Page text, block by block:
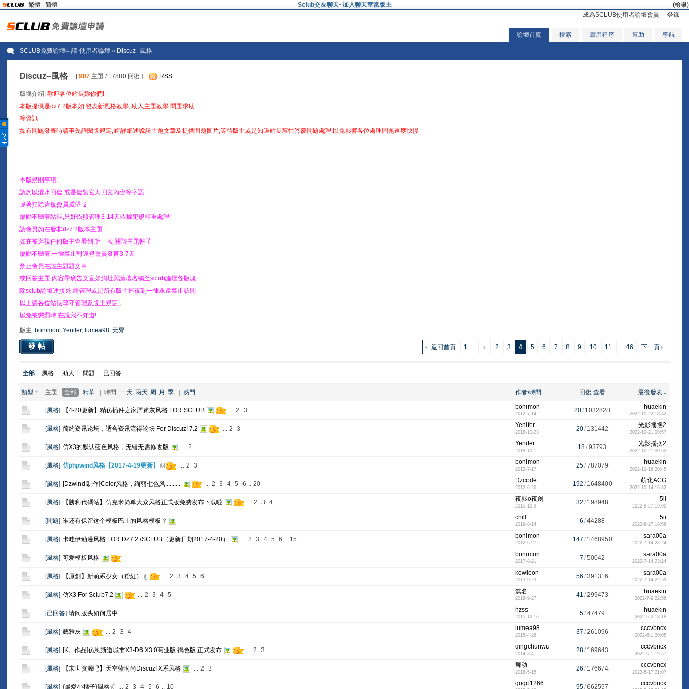
繁體 簡體 Sclub交友聊天~加入聊天室當版主
(檢舉)
成為SCLUB使用者論壇會員
登錄
論壇首頁 搜索 應用程序 幫助 導航
SCLUB免費論壇申請-使用者論壇 » Discuz--風格
Discuz--風格 [907 主題 / 17880 回復 ] RSS
版塊介紹:歡迎各位站長妳你們!
本版提供是dz7.2版本如:發表新風格教學,,助人主題教學.問題求助
等資訊
如有問題發表時請事先詳閱版規定,並'詳細述說該主題文章及提供問題圖片,等待版主或是知道站長幫忙答覆問題處理,以免影響各位處理問題速度快慢
本版規則事項:
請勿以灌水回復 或是復製它人回文內容等字語
違著扣除違規會員威望-2
屢勸不聽著站長,只好依照管理3-14天依據犯規輕重處理!
請會員勿在發非dz7.2版本主題
如在被巡視任何版主查看到,第一次,關該主題帖子
屢勸不聽著.一律禁止對違規會員發言3-7天
禁止會員在該主題題文章
或回答主題,內容帶廣告文宣如網址與論壇名稱至sclub論壇各版塊
除sclub論壇連接外,經管理或是所有版主巡視到一律永遠禁止訪問
以上請各位站長尊守管理及版主規定,。
以免被懲罰時,在說我不知道!
版主: bonimon,Yenifer, lumea98,无界
1 ... 2 3 4 5 6 7 8 9 10 11 ... 46 下一頁
返回首頁
發帖
全部 風格 助人 問題 已回答
類型 主題: 全部 精華 時間: 一天 兩天 周 月 季 熱門 作者/時間 回復 查看 最後發表
[風格] 【4-20更新】精仿插件之家严肃灰风格 FOR:SCLUB ... 2 3 bonimon
2012-7-14
20/ 1032828 huaekin
2022-10-22 18:42
[風格] 简约资讯论坛，适合资讯流得论坛 For Discuz! 7.2 ... 2 3 Yenifer
2018-10-23
20/ 131442 光影摇摆2
2022-10-21 00:57
[風格] 仿X3的默认蓝色风格，无错无需修改版 ... 2 Yenifer
2018-10-1
18/93793 光影摇摆2
2022-10-21 00:52
[風格] 仿phpwind风格【2017-4-19更新】 ... 2 3 bonimon
2012-7-17
25/787079 huaekin
2022-10-16 20:45
[風格] [Dzwind!制作]Color风格，绚丽七色风.......... ... 2 3 4 5 6 .. 20 Dzcode
2012-6-26
192 / 1648400 萌化ACG
2022-10-14 16:32
[風格] 【勝利代碼站】仿克米简单大众风格正式版免费发布下载啦 ... 2 3 4 夜影o夜劍
2015-10-9
32 / 198948 5ii
2022-8-27 19:00
[問題] 谁还有保留这个模板巴士的风格模板？ chill
2019-8-14
6 /44288 5ii
2022-8-27 18:56
[風格] 卡哇伊动漫风格 FOR:DZ7.2 /SCLUB（更新日期2017-4-20） ... 2 3 4 5 6 .. 15 bonimon
2012-6-27
147 / 1468950 sara00a
2022-7-14 23:24
[風格] 可爱模板风格 bonimon
2017-8-21
7 /50042 sara00a
2022-7-14 23:24
[風格] 【原創】新萌系少女（粉紅） ... 2 3 4 5 6 kowloon
2013-9-23
56 /391316 sara00a
2022-7-14 22:59
[風格] 仿X3 For Sclub7.2 ... 2 3 4 5 無名.
2018-9-27
41 /299473 huaekin
2022-7-9 22:56
[已回答] 请问版头如何居中 hzss
2015-12-16
5/47479 huaekin
2022-6-2 18:18
[風格] 藝雅灰 ... 2 3 4 lumea98
2015-4-26
37 /261096 cccvbncx
2022-6-1 20:05
[風格] [K。作品]仿恩斯道城市X3-D6 X3.0商业版 褐色版 正式发布 ... 2 3 qingchunwu
2014-3-4
28/ 169643 cccvbncx
2022-6-1 19:57
[風格] 【末世资源吧】天空蓝时尚Discuz! X系风格 ... 2 3 舞动
2018-5-15
26 / 176674 cccvbncx
2022-5-17 21:07
[風格] {最愛小橘子}風格 ... 2 3 4 5 6 .. 10 gogo1266 95/662597 cccvbncx